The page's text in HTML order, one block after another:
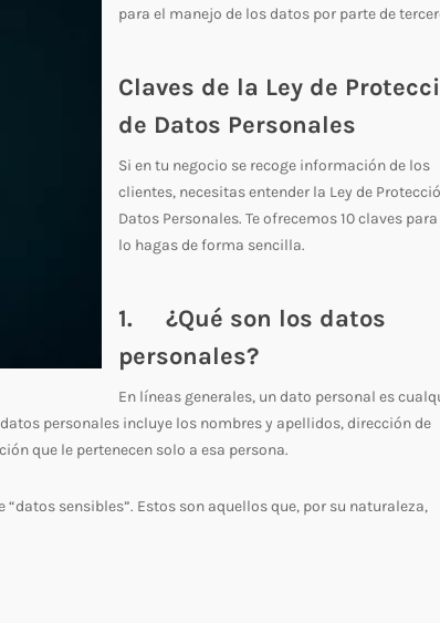
para el manejo de los datos por parte de
Claves de la Ley de
de Datos Personales
Si en tu negocio se recoge información de los
clientes, necesitas entender la Ley de
Datos Personales. Te ofrecemos 10 claves
lo hagas de forma sencilla.
1. ¿Qué son los datos
personales?
En líneas generales, un dato personal es
personales incluye los nombres y apellidos, dirección de
que le pertenecen solo a esa persona.
sensibles”. Estos son aquellos que, por su naturaleza,